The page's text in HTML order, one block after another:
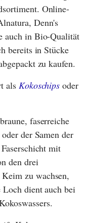
Online-
, Denn's
auch in Bio-Qualität
bereits in Stücke
zu kaufen.
als Kokoschips oder
faserreiche
der Samen der
mit
den drei
zu wachsen,
Loch dient auch bei